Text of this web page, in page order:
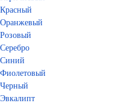
Красный
Оранжевый
Розовый
Серебро
Синий
Фиолетовый
Черный
Эвкалипт